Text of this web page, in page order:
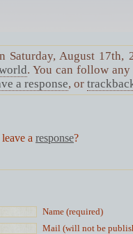
Saturday, August
. You can follow
a response, or
a response?
Name (required)
Mail (will not be